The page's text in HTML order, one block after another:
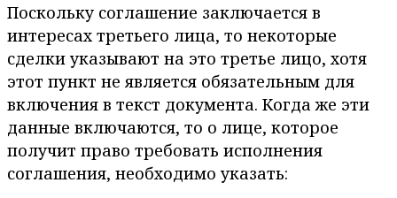
Поскольку соглашение заключается в
интересах третьего лица, то некоторые
сделки указывают на это третье лицо, хотя
этот пункт не является обязательным для
включения в текст документа. Когда же эти
данные включаются, то о лице, которое
получит право требовать исполнения
соглашения, необходимо указать: